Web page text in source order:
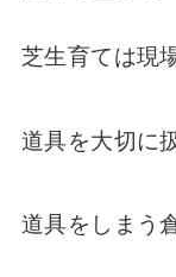
芝生育ては現
道具を大切に
道具をしまう